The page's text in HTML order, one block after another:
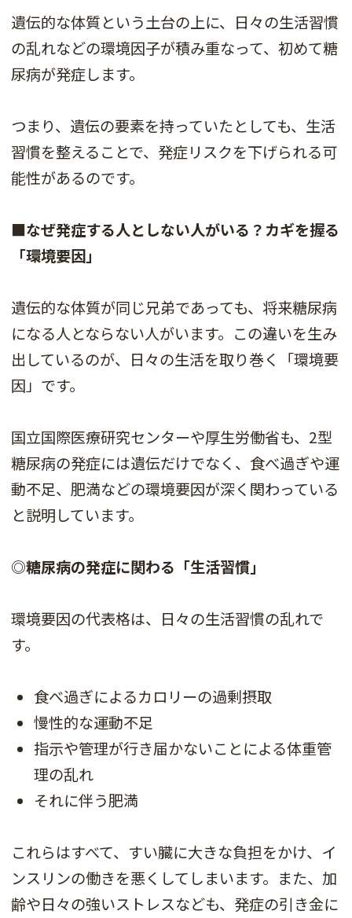
遺伝的な体質という土台の上に、日々の生活習慣
の乱れなどの環境因子が積み重なって、初めて糖
尿病が発症します。
つまり、遺伝の要素を持っていたとしても、生活
習慣を整えることで、発症リスクを下げられる可
能性があるのです。
■なぜ発症する人としない人がいる？カギを握る
「環境要因」
遺伝的な体質が同じ兄弟であっても、将来糖尿病
になる人とならない人がいます。この違いを生み
出しているのが、日々の生活を取り巻く「環境要
因」です。
国立国際医療研究センターや厚生労働省も、2型
糖尿病の発症には遺伝だけでなく、食べ過ぎや運
動不足、肥満などの環境要因が深く関わっている
と説明しています。
◎糖尿病の発症に関わる「生活習慣」
環境要因の代表格は、日々の生活習慣の乱れで
す。
食べ過ぎによるカロリーの過剰摂取
慢性的な運動不足
指示や管理が行き届かないことによる体重管
理の乱れ
それに伴う肥満
これらはすべて、すい臓に大きな負担をかけ、イ
ンスリンの働きを悪くしてしまいます。また、加
齢や日々の強いストレスなども、発症の引き金に